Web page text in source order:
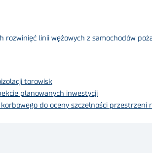
linii wężowych z samochodów
torowisk
planowanych inwestycji
do oceny szczelności przestrzeni